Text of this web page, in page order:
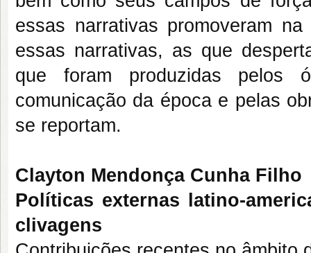
essas narrativas promoveram
essas narrativas, as que
que foram produzidas pelos
comunicação da época e pelas
se reportam.
Clayton Mendonça Cunha Filho
Políticas externas latino-
clivagens